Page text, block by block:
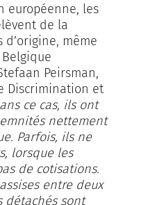
européenne, les
de la
d’origine, même
Peirsman,
Discrimination et
ce cas, ils ont
nettement
Parfois, ils ne
lorsque les
de cotisations.
entre deux
détachés sont